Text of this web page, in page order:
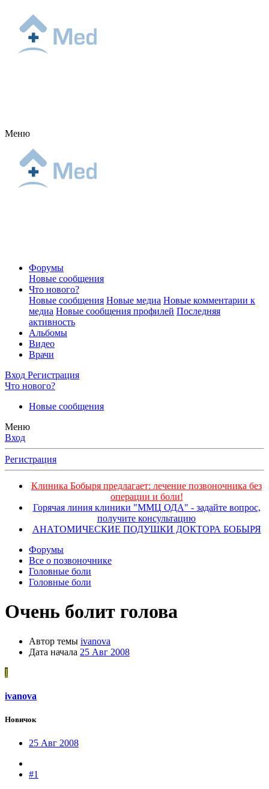
Меню
Форумы
Новые сообщения
Что нового?
Новые сообщения Новые медиа Новые комментарии к
медиа Новые сообщения профилей Последняя
активность
Альбомы
Видео
Врачи
Вход Регистрация
Что нового?
Новые сообщения
Меню
Вход
Регистрация
Клиника Бобыря предлагает: лечение позвоночника без
операции и боли!
Горячая линия клиники "ММЦ ОДА" - задайте вопрос,
получите консультацию
АНАТОМИЧЕСКИЕ ПОДУШКИ ДОКТОРА БОБЫРЯ
Форумы
Все о позвоночнике
Головные боли
Головные боли
Очень болит голова
Автор темы ivanova
Дата начала 25 Авг 2008
I
ivanova
Новичок
25 Авг 2008
#1